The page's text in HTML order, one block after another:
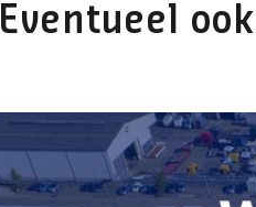
Eventueel